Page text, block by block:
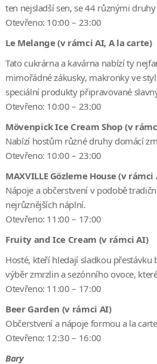
ten nejsladší sen, se 44 různými
Otevřeno: 10:00 – 23:00
Le Melange (v rámci AI, A la carte)
Tato cukrárna a kavárna nabízí ty
mimořádné zákusky, makronky ve
speciální produkty připravované
Otevřeno: 10:00 – 23:00
Mövenpick Ice Cream Shop (v
Nabízí hostům různé druhy domácí
Otevřeno: 10:00 – 23:00
MAXVILLE Gözleme House (v rámci
Nápoje a občerstvení v podobě
nejrůznějších náplní.
Otevřeno: 11:00 – 17:00
Fruity and Ice Cream (v rámci AI)
Hosté, kteří hledají sladkou přestávku
výběr zmrzlin a sezónního ovoce,
Otevřeno: 11:00 – 17:00
Beer Garden (v rámci AI)
Občerstvení a nápoje formou a la
Otevřeno: 12:30 – 16:00
Bary